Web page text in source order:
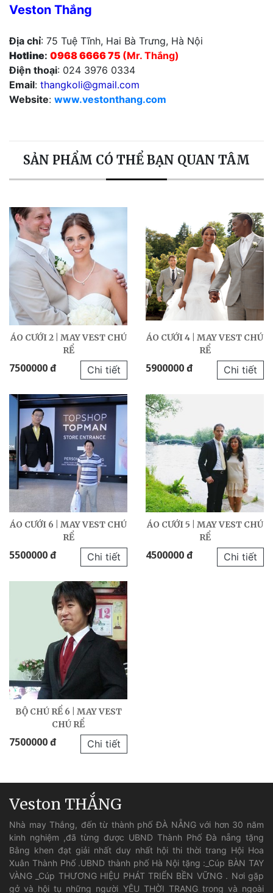
Veston Thắng
Địa chỉ: 75 Tuệ Tĩnh, Hai Bà Trưng, Hà Nội
Hotline: 0968 6666 75 (Mr. Thắng)
Điện thoại: 024 3976 0334
Email: thangkoli@gmail.com
Website: www.vestonthang.com
SẢN PHẨM CÓ THỂ BẠN QUAN TÂM
ÁO CƯỚI 2 | MAY VEST CHÚ
RỂ
7500000 đ Chi tiết
ÁO CƯỚI 4 | MAY VEST CHÚ
RỂ
5900000 đ Chi tiết
ÁO CƯỚI 6 | MAY VEST CHÚ
RỂ
5500000 đ Chi tiết
ÁO CƯỚI 5 | MAY VEST CHÚ
RỂ
4500000 đ Chi tiết
BỘ CHÚ RỂ 6 | MAY VEST
CHÚ RỂ
7500000 đ Chi tiết
Veston THẮNG
Nhà may Thắng, đến từ thành phố ĐÀ NẴNG với hơn 30 năm
kinh nghiệm ,đã từng được UBND Thành Phố Đà nẵng tặng
Bằng khen đạt giải nhất duy nhất hội thi thời trang Hội Hoa
Xuân Thành Phố .UBND thành phố Hà Nội tặng :_Cúp BÀN TAY
VÀNG _Cúp THƯƠNG HIỆU PHÁT TRIỂN BỀN VỮNG . Nơi gặp
gở và hội tụ những người YÊU THỜI TRANG trong và ngoài